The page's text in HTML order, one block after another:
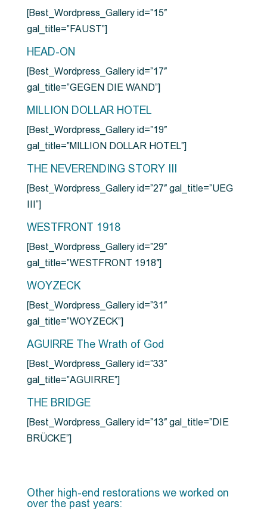
[Best_Wordpress_Gallery id=”15″
gal_title=”FAUST”]
HEAD-ON
[Best_Wordpress_Gallery id=”17″
gal_title=”GEGEN DIE WAND”]
MILLION DOLLAR HOTEL
[Best_Wordpress_Gallery id=”19″
gal_title=”MILLION DOLLAR HOTEL”]
THE NEVERENDING STORY III
[Best_Wordpress_Gallery id=”27″ gal_title=”UEG
III”]
WESTFRONT 1918
[Best_Wordpress_Gallery id=”29″
gal_title=”WESTFRONT 1918″]
WOYZECK
[Best_Wordpress_Gallery id=”31″
gal_title=”WOYZECK”]
AGUIRRE The Wrath of God
[Best_Wordpress_Gallery id=”33″
gal_title=”AGUIRRE”]
THE BRIDGE
[Best_Wordpress_Gallery id=”13″ gal_title=”DIE
BRÜCKE”]
Other high-end restorations we worked on
over the past years: